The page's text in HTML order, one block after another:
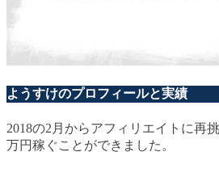
ようすけのプロフィールと実績
2018の2月からアフィリエイトに再
万円稼ぐことができました。